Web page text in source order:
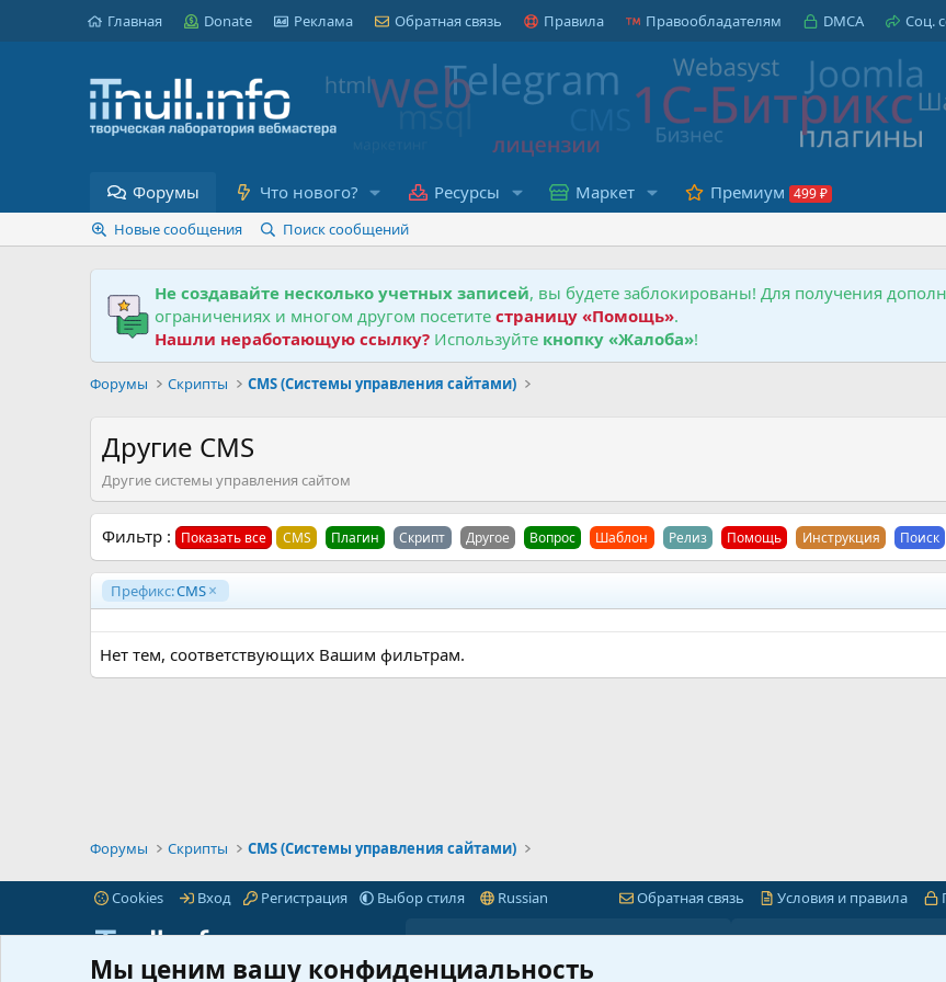
Главная Donate Реклама Обратная связь Правила Правообладателям DMCA Соц.
Форумы Что нового? Ресурсы Маркет Премиум
Новые сообщения Поиск сообщений
Не создавайте несколько учетных записей, вы будете заблокированы! Для получения
ограничениях и многом другом посетите страницу «Помощь».
Нашли неработающую ссылку?Используйте кнопку «Жалоба»!
Форумы Скрипты CMS (Системы управления сайтами)
Другие CMS
Другие системы управления сайтом
Фильтр : Показать все CMS Плагин Скрипт Другое Вопрос Шаблон Релиз Помощь Инструкция Поиск
Префикс:CMS
Нет тем, соответствующих Вашим фильтрам.
Форумы Скрипты CMS (Системы управления сайтами)
Cookies Вход Регистрация Выбор стиля Russian Обратная связь Условия и правила
Мы ценим вашу конфиденциальность